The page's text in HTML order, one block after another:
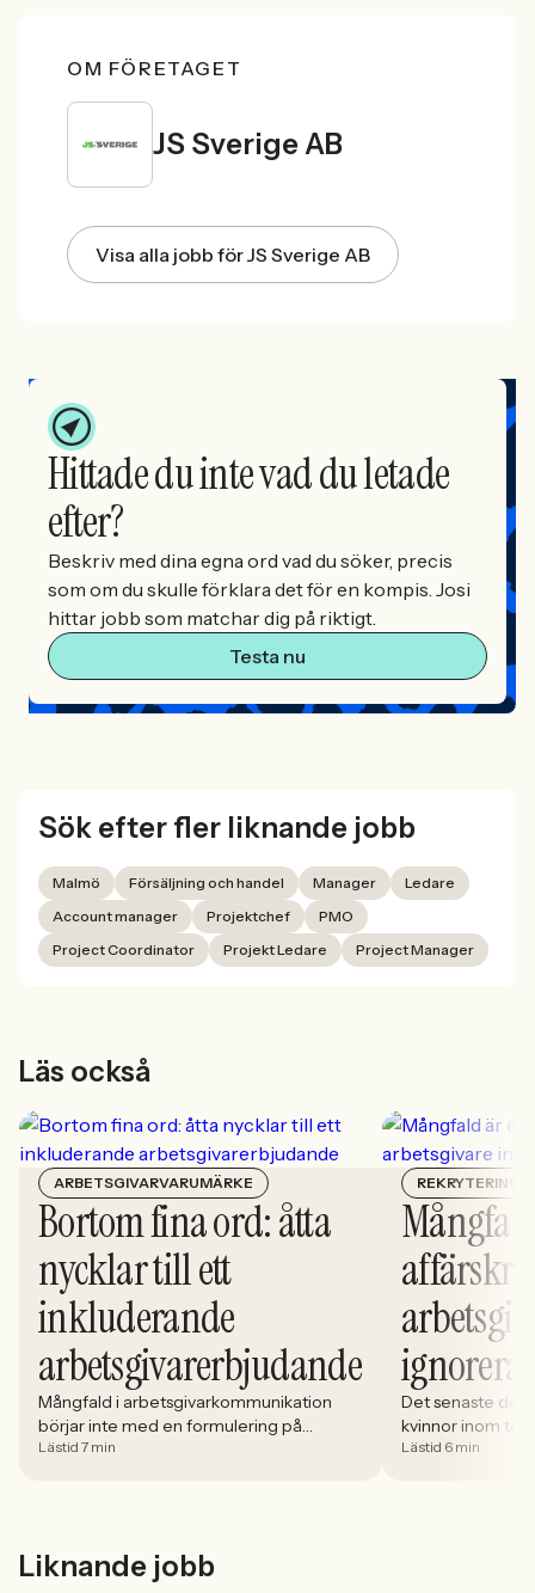
OM FÖRETAGET
JS Sverige AB
Visa alla jobb för JS Sverige AB
Hittade du inte vad du letade
efter?
Beskriv med dina egna ord vad du söker, precis
som om du skulle förklara det för en kompis. Josi
hittar jobb som matchar dig på riktigt.
Testa nu
Sök efter fler liknande jobb
Malmö Försäljning och handel Manager
Ledare
Account manager
Projektchef
PMO
Project Coordinator
Projekt Ledare Project Manager
Läs också
ARBETSGIVARVARUMÄRKE
Bortom fina ord: åtta
nycklar till ett
inkluderande
arbetsgivarerbjudande
Mångfald i arbetsgivarkommunikation
börjar inte med en formulering på
karriärsidan. Den börjar i hur rekryteringen
konkurrensen om rätt kompetens
Lästid 7 min
REKRYTERING
ignorera
Det senaste
kvinnor inom
stadigt på 30%.
Lästid 6 min
Liknande jobb